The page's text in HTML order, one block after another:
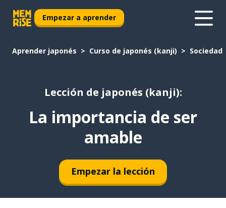
Empezar a aprender
Aprender japonés Curso de japonés (kanji) Sociedad
Lección de japonés (kanji):
La importancia de ser
amable
Empezar la lección